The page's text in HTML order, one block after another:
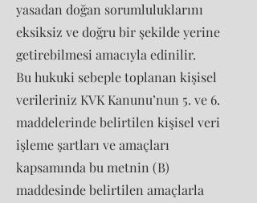
yasadan doğan sorumluluklarını
eksiksiz ve doğru bir şekilde yerine
getirebilmesi amacıyla edinilir.
Bu hukuki sebeple toplanan kişisel
verileriniz KVK Kanunu’nun 5. ve 6.
maddelerinde belirtilen kişisel veri
işleme şartları ve amaçları
kapsamında bu metnin (B)
maddesinde belirtilen amaçlarla